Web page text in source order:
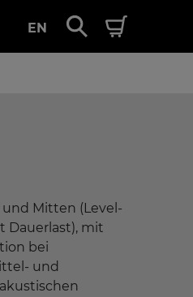
EN
Mitten (Level-
Dauerlast), mit
bei
und